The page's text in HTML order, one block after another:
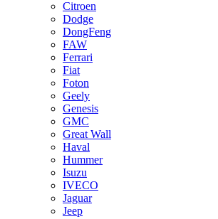
Citroen
Dodge
DongFeng
FAW
Ferrari
Fiat
Foton
Geely
Genesis
GMC
Great Wall
Haval
Hummer
Isuzu
IVECO
Jaguar
Jeep